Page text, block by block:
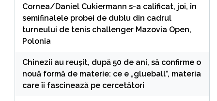
Cornea/Daniel Cukiermann s-a calificat, joi, în
semifinalele probei de dublu din cadrul
turneului de tenis challenger Mazovia Open,
Polonia
Chinezii au reușit, după 50 de ani, să confirme o
nouă formă de materie: ce e „glueball”, materia
care îi fascinează pe cercetători